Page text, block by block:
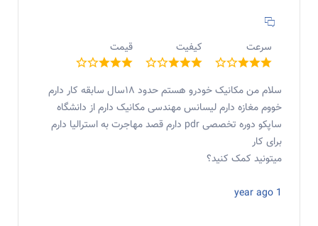
سرعت کیفیت قیمت
سلام من مکانیک خودرو هستم حدود ۱۸سال سابقه کار دارم
خووم مغازه دارم لیسانس مهندسی مکانیک دارم از دانشگاه
ساپکو دوره تخصصی pdr دارم قصد مهاجرت به استرالیا دارم
برای کار
میتونید کمک کنید؟
1 year ago